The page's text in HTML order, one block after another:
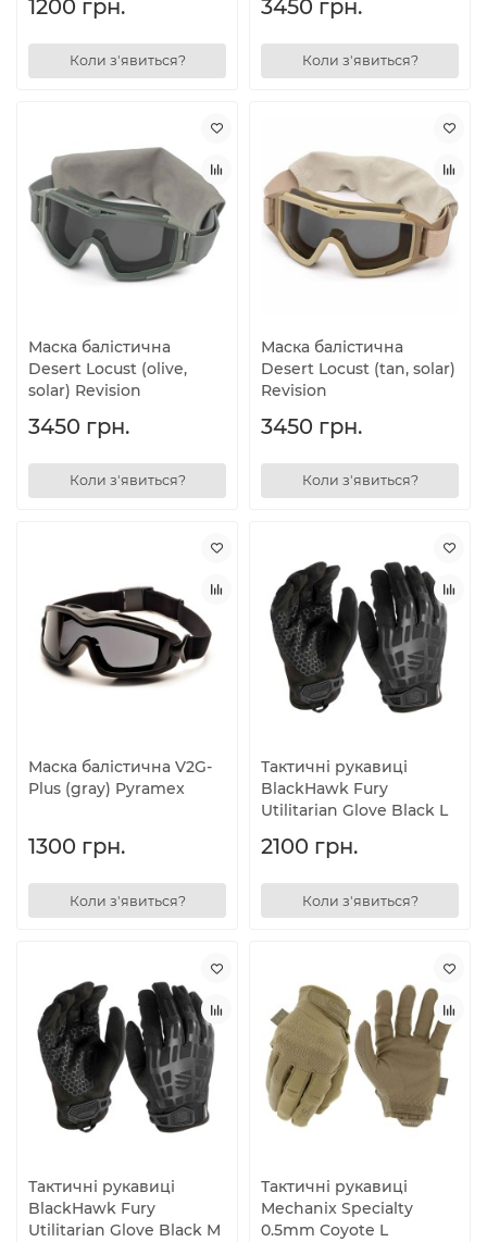
1200 грн.
Коли з'явиться?
3450 грн.
Коли з'явиться?
Маска балістична
Desert Locust (olive,
solar) Revision
3450 грн.
Коли з'явиться?
Маска балістична
Desert Locust (tan, solar)
Revision
3450 грн.
Коли з'явиться?
Маска балістична V2G-
Plus (gray) Pyramex
1300 грн.
Коли з'явиться?
Тактичні рукавиці
BlackHawk Fury
Utilitarian Glove Black L
2100 грн.
Коли з'явиться?
Тактичні рукавиці
BlackHawk Fury
Utilitarian Glove Black M
Тактичні рукавиці
Mechanix Specialty
0.5mm Coyote L